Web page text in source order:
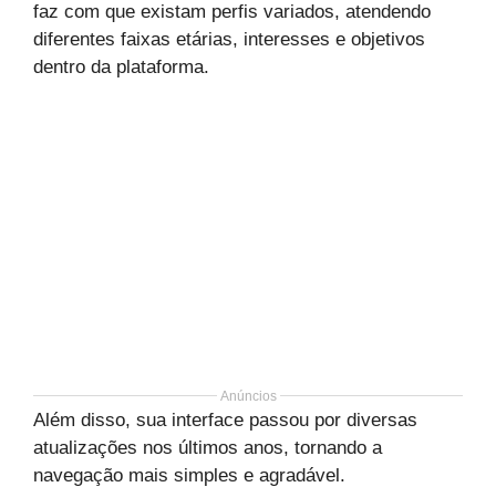
faz com que existam perfis variados, atendendo
diferentes faixas etárias, interesses e objetivos
dentro da plataforma.
Anúncios
Além disso, sua interface passou por diversas
atualizações nos últimos anos, tornando a
navegação mais simples e agradável.